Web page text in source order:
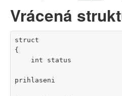
Vrácená
struct
{
prihlaseni